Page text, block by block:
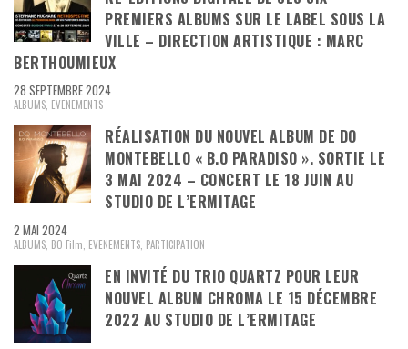
PREMIERS ALBUMS SUR LE LABEL SOUS LA
VILLE – DIRECTION ARTISTIQUE : MARC
BERTHOUMIEUX
28 SEPTEMBRE 2024
ALBUMS, EVENEMENTS
RÉALISATION DU NOUVEL ALBUM DE DO
MONTEBELLO « B.O PARADISO ». SORTIE LE
3 MAI 2024 – CONCERT LE 18 JUIN AU
STUDIO DE L’ERMITAGE
2 MAI 2024
ALBUMS BO Film EVENEMENTS PARTICIPATION
EN INVITÉ DU TRIO QUARTZ POUR LEUR
NOUVEL ALBUM CHROMA LE 15 DÉCEMBRE
2022 AU STUDIO DE L’ERMITAGE